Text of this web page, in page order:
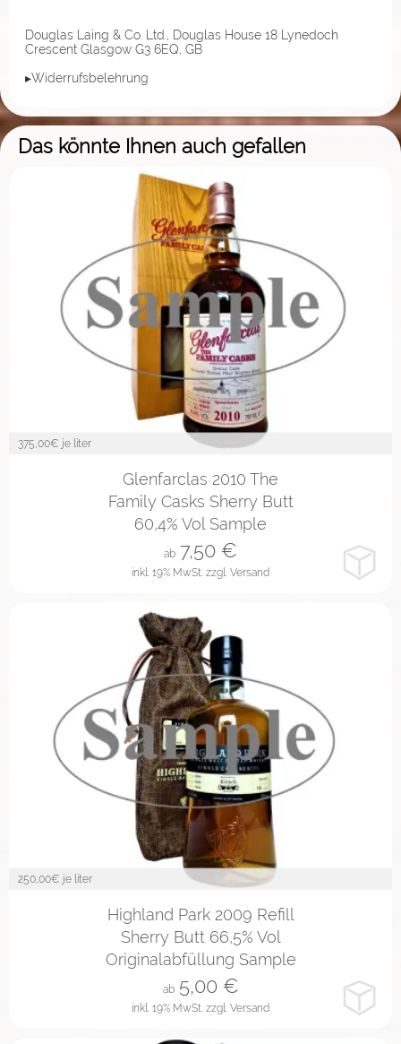
Douglas Laing & Co. Ltd., Douglas House 18 Lynedoch
Crescent Glasgow G3 6EQ, GB
▸Widerrufsbelehrung
Das könnte Ihnen auch gefallen
375,00€ je liter
Glenfarclas 2010 The
Family Casks Sherry Butt
60,4% Vol Sample
inkl. 19% MwSt. zzgl. Versand
ab 7,50 €
250,00€ je liter
Highland Park 2009 Refill
Sherry Butt 66,5% Vol
Originalabfüllung Sample
inkl. 19% MwSt. zzgl. Versand
ab 5,00€